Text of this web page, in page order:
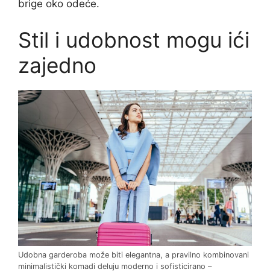
brige oko odeće.
Stil i udobnost mogu ići
zajedno
Udobna garderoba može biti elegantna, a pravilno kombinovani
minimalistički komadi deluju moderno i sofisticirano –